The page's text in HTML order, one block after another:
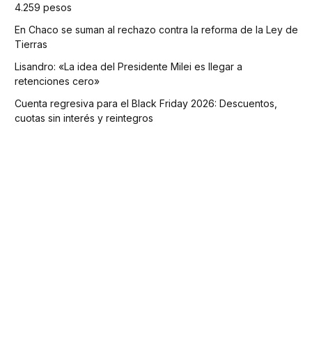
4.259 pesos
En Chaco se suman al rechazo contra la reforma de la Ley de
Tierras
Lisandro: «La idea del Presidente Milei es llegar a
retenciones cero»
Cuenta regresiva para el Black Friday 2026: Descuentos,
cuotas sin interés y reintegros